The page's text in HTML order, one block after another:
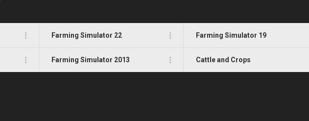
Farming Simulator 22 Farming Simulator 19
Farming Simulator 2013 Cattle and Crops